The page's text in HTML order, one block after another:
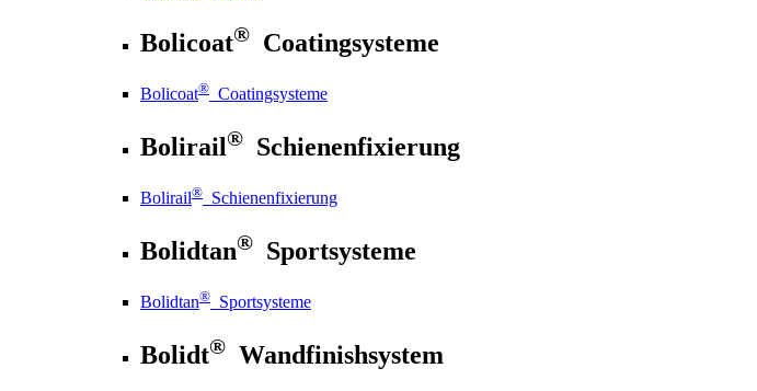
Bolicoat® Coatingsysteme
Bolicoat® Coatingsysteme
Bolirail® Schienenfixierung
Bolirail® Schienenfixierung
Bolidtan® Sportsysteme
Bolidtan® Sportsysteme
Bolidt® Wandfinishsystem